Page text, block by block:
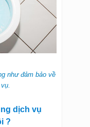
như đảm bảo về
dịch vụ
?